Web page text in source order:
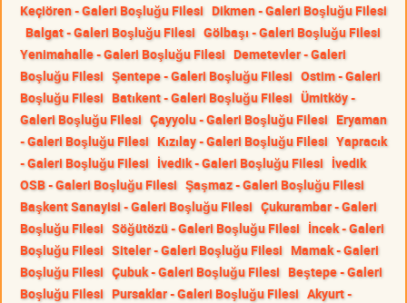
Keçiören - Galeri Boşluğu Filesi Dikmen - Galeri Boşluğu Filesi
Balgat - Galeri Boşluğu Filesi Gölbaşı - Galeri Boşluğu Filesi
Yenimahalle - Galeri Boşluğu Filesi Demetevler - Galeri
Boşluğu Filesi Şentepe - Galeri Boşluğu Filesi Ostim - Galeri
Boşluğu Filesi Batıkent - Galeri Boşluğu Filesi Ümitköy -
Galeri Boşluğu Filesi Çayyolu - Galeri Boşluğu Filesi Eryaman
- Galeri Boşluğu Filesi Kızılay - Galeri Boşluğu Filesi Yapracık
- Galeri Boşluğu Filesi İvedik - Galeri Boşluğu Filesi İvedik
OSB - Galeri Boşluğu Filesi Şaşmaz - Galeri Boşluğu Filesi
Başkent Sanayisi - Galeri Boşluğu Filesi Çukurambar - Galeri
Boşluğu Filesi Söğütözü - Galeri Boşluğu Filesi İncek - Galeri
Boşluğu Filesi Siteler - Galeri Boşluğu Filesi Mamak - Galeri
Boşluğu Filesi Çubuk - Galeri Boşluğu Filesi Beştepe - Galeri
Boşluğu Filesi Pursaklar - Galeri Boşluğu Filesi Akyurt -